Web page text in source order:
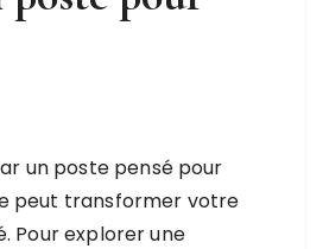
un poste pensé pour
peut transformer votre
Pour explorer une